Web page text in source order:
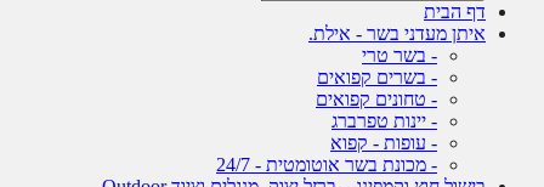
דף הבית
איתן מעדני בשר - אילת.
- בשר טרי
- בשרים קפואים
- טחונים קפואים
- יינות טפרברג
- עופות - קפוא
- מכונת בשר אוטומטית - 24/7